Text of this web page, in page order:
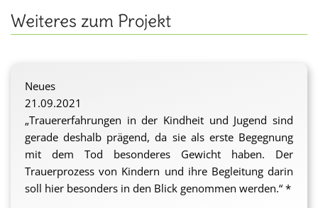
Weiteres zum Projekt
Neues
21.09.2021
„Trauererfahrungen in der Kindheit und Jugend sind
gerade deshalb prägend, da sie als erste Begegnung
mit dem Tod besonderes Gewicht haben. Der
Trauerprozess von Kindern und ihre Begleitung darin
soll hier besonders in den Blick genommen werden.“ *